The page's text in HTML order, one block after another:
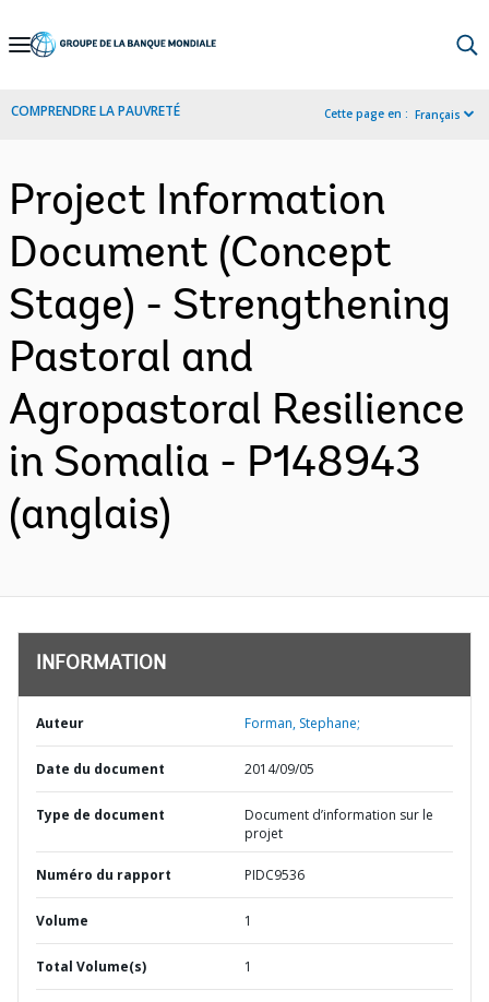
Skip
Navigation
COMPRENDRE LA PAUVRETÉ Cette page en : Français
Project Information
Document (Concept
Stage) - Strengthening
Pastoral and
Agropastoral Resilience
in Somalia - P148943
(anglais)
INFORMATION
Auteur Forman, Stephane;
Date du document 2014/09/05
Type de document
Document d’information sur le
projet
Numéro du rapport PIDC9536
Volume 1
Total Volume(s) 1